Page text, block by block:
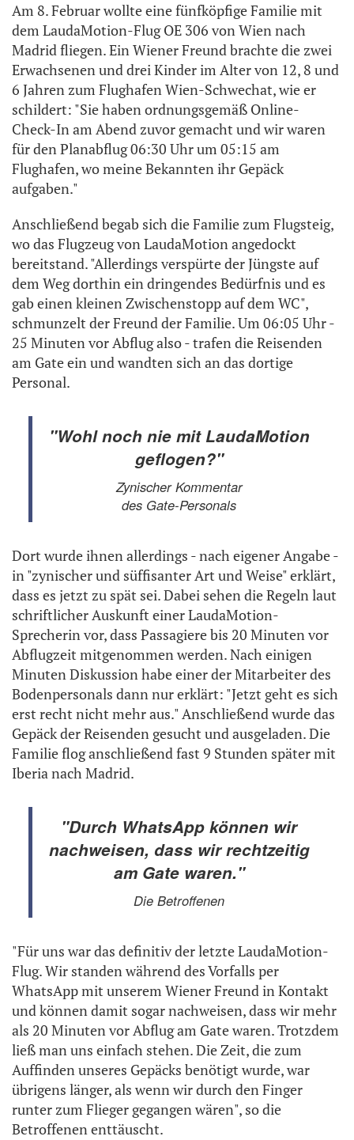
Am 8. Februar wollte eine fünfköpfige Familie mit
dem LaudaMotion-Flug OE 306 von Wien nach
Madrid fliegen. Ein Wiener Freund brachte die zwei
Erwachsenen und drei Kinder im Alter von 12, 8 und
6 Jahren zum Flughafen Wien-Schwechat, wie er
schildert: "Sie haben ordnungsgemäß Online-
Check-In am Abend zuvor gemacht und wir waren
für den Planabflug 06:30 Uhr um 05:15 am
Flughafen, wo meine Bekannten ihr Gepäck
aufgaben."
Anschließend begab sich die Familie zum Flugsteig,
wo das Flugzeug von LaudaMotion angedockt
bereitstand. "Allerdings verspürte der Jüngste auf
dem Weg dorthin ein dringendes Bedürfnis und es
gab einen kleinen Zwischenstopp auf dem WC",
schmunzelt der Freund der Familie. Um 06:05 Uhr -
25 Minuten vor Abflug also - trafen die Reisenden
am Gate ein und wandten sich an das dortige
Personal.
"Wohl noch nie mit LaudaMotion
geflogen?"
Zynischer Kommentar
des Gate-Personals
Dort wurde ihnen allerdings - nach eigener Angabe -
in "zynischer und süffisanter Art und Weise" erklärt,
dass es jetzt zu spät sei. Dabei sehen die Regeln laut
schriftlicher Auskunft einer LaudaMotion-
Sprecherin vor, dass Passagiere bis 20 Minuten vor
Abflugzeit mitgenommen werden. Nach einigen
Minuten Diskussion habe einer der Mitarbeiter des
Bodenpersonals dann nur erklärt: "Jetzt geht es sich
erst recht nicht mehr aus." Anschließend wurde das
Gepäck der Reisenden gesucht und ausgeladen. Die
Familie flog anschließend fast 9 Stunden später mit
Iberia nach Madrid.
"Durch WhatsApp können wir
nachweisen, dass wir rechtzeitig
am Gate waren."
Die Betroffenen
"Für uns war das definitiv der letzte LaudaMotion-
Flug. Wir standen während des Vorfalls per
WhatsApp mit unserem Wiener Freund in Kontakt
und können damit sogar nachweisen, dass wir mehr
als 20 Minuten vor Abflug am Gate waren. Trotzdem
ließ man uns einfach stehen. Die Zeit, die zum
Auffinden unseres Gepäcks benötigt wurde, war
übrigens länger, als wenn wir durch den Finger
runter zum Flieger gegangen wären", so die
Betroffenen enttäuscht.